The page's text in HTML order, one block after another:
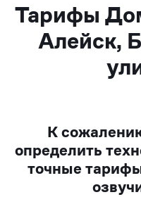
Тарифы
Алейск,
К
определить
точные